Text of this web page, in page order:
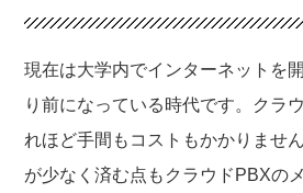
現在は大学内でインターネットを
り前になっている時代です。クラ
れほど手間もコストもかかりませ
が少なく済む点もクラウドPBXの